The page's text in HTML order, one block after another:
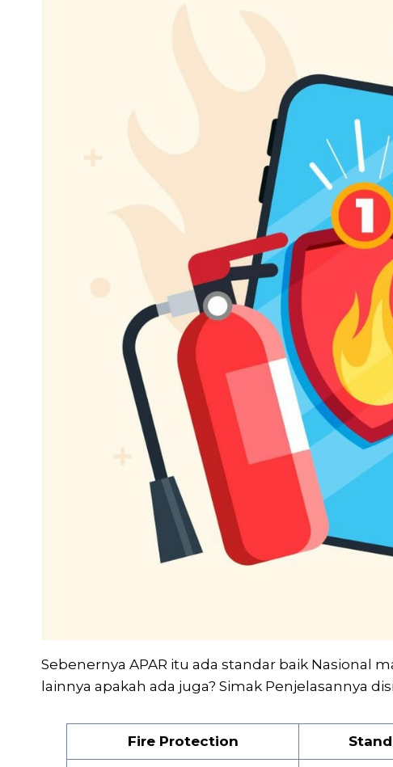
Sebenernya APAR itu ada standar baik Nasional
lainnya apakah ada juga? Simak Penjelasannya
Fire Protection